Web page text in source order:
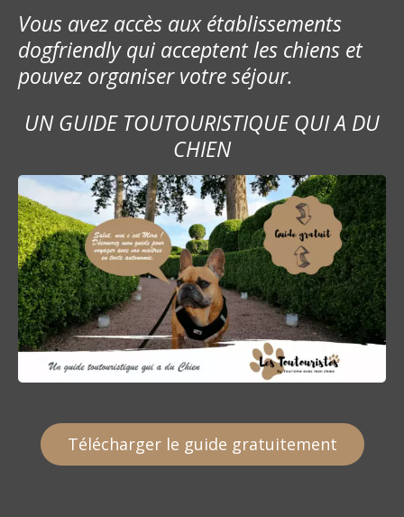
Vous avez accès aux établissements
dogfriendly qui acceptent les chiens et
pouvez organiser votre séjour.
UN GUIDE TOUTOURISTIQUE QUI A DU
CHIEN
Télécharger le guide gratuitement